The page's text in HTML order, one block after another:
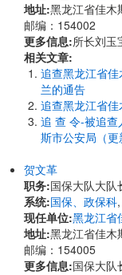
地址:黑龙江省佳木
邮编：154002
更多信息:所长刘
相关文章:
追查黑龙江省
兰的通告
追查黑龙江省
追 查 令-被追
斯市公安局（更
贺文革
职务:国保大队大队
系统:国保、政保科,
现任单位:黑龙江省
地址:黑龙江省佳
邮编：154005
更多信息:国保大